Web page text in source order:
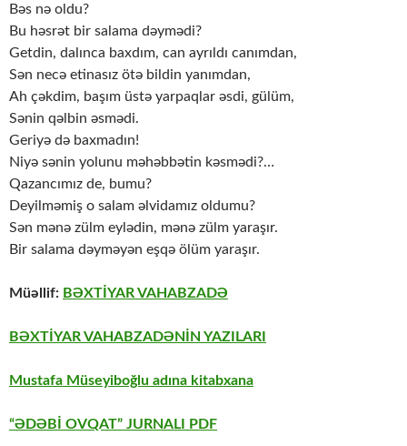
Bəs nə oldu?
Bu həsrət bir salama dəymədi?
Getdin, dalınca baxdım, can ayrıldı canımdan,
Sən necə etinasız ötə bildin yanımdan,
Ah çəkdim, başım üstə yarpaqlar əsdi, gülüm,
Sənin qəlbin əsmədi.
Geriyə də baxmadın!
Niyə sənin yolunu məhəbbətin kəsmədi?…
Qazancımız de, bumu?
Deyilməmiş o salam əlvidamız oldumu?
Sən mənə zülm eylədin, mənə zülm yaraşır.
Bir salama dəyməyən eşqə ölüm yaraşır.
Müəllif: BƏXTİYAR VAHABZADƏ
BƏXTİYAR VAHABZADƏNİN YAZILARI
Mustafa Müseyiboğlu adına kitabxana
“ƏDƏBİ OVQAT” JURNALI PDF